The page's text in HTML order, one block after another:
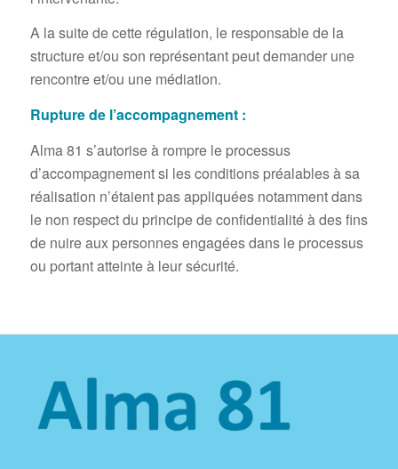
A la suite de cette régulation, le responsable de la
structure et/ou son représentant peut demander une
rencontre et/ou une médiation.
Rupture de l’accompagnement :
Alma 81 s’autorise à rompre le processus
d’accompagnement si les conditions préalables à sa
réalisation n’étaient pas appliquées notamment dans
le non respect du principe de confidentialité à des fins
de nuire aux personnes engagées dans le processus
ou portant atteinte à leur sécurité.